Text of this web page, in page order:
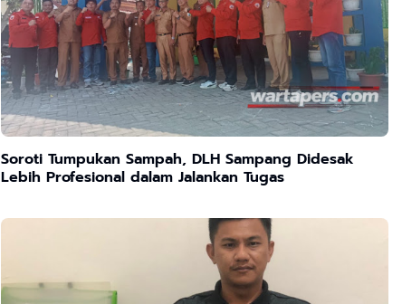
Soroti Tumpukan Sampah, DLH Sampang Didesak
Lebih Profesional dalam Jalankan Tugas